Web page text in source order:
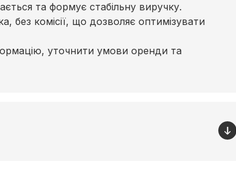
та формує стабільну виручку.
без комісії, що дозволяє оптимізувати
уточнити умови оренди та